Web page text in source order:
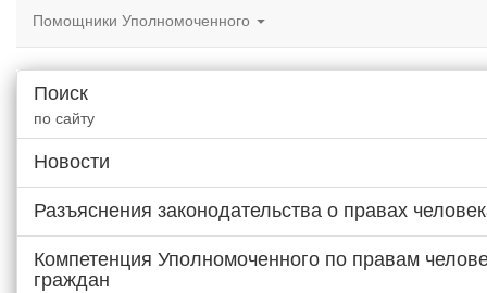
Помощники Уполномоченного
Поиск
по сайту
Новости
Разъяснения законодательства о правах
Компетенция Уполномоченного по правам
граждан